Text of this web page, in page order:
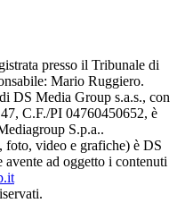
presso il Tribunale di
Mario Ruggiero.
DS Media Group s.a.s., con
C.F./PI 04760450652, è
S.p.a..
foto, video e grafiche) è DS
ad oggetto i contenuti